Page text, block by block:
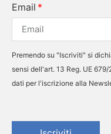
Email
Premendo su "Iscriviti" si
sensi dell'art. 13 Reg. UE
dati per l'iscrizione alla